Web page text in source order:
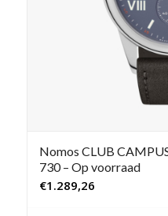
Nomos CLUB
730 – Op voorraad
€1.289,26